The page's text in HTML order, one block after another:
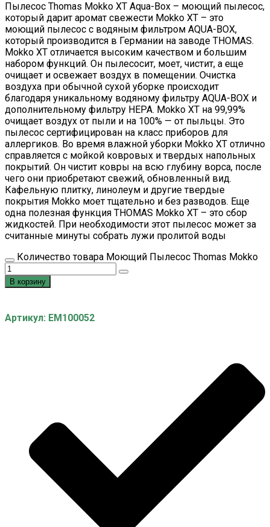
Пылесос Thomas Mokko XT Aqua-Box – моющий пылесос,
который дарит аромат свежести Mokko XT – это
моющий пылесос с водяным фильтром AQUA-BOX,
который производится в Германии на заводе THOMAS.
Mokko XT отличается высоким качеством и большим
набором функций. Он пылесосит, моет, чистит, а еще
очищает и освежает воздух в помещении. Очистка
воздуха при обычной сухой уборке происходит
благодаря уникальному водяному фильтру AQUA-BOX и
дополнительному фильтру НЕРА. Mokko XT на 99,99%
очищает воздух от пыли и на 100% — от пыльцы. Это
пылесос сертифицирован на класс приборов для
аллергиков. Во время влажной уборки Mokko XT отлично
справляется с мойкой ковровых и твердых напольных
покрытий. Он чистит ковры на всю глубину ворса, после
чего они приобретают свежий, обновленный вид.
Кафельную плитку, линолеум и другие твердые
покрытия Mokko моет тщательно и без разводов. Еще
одна полезная функция THOMAS Mokko XT – это сбор
жидкостей. При необходимости этот пылесос может за
считанные минуты собрать лужи пролитой воды
Количество товара Моющий Пылесос Thomas Mokko
В корзину
Артикул: EM100052